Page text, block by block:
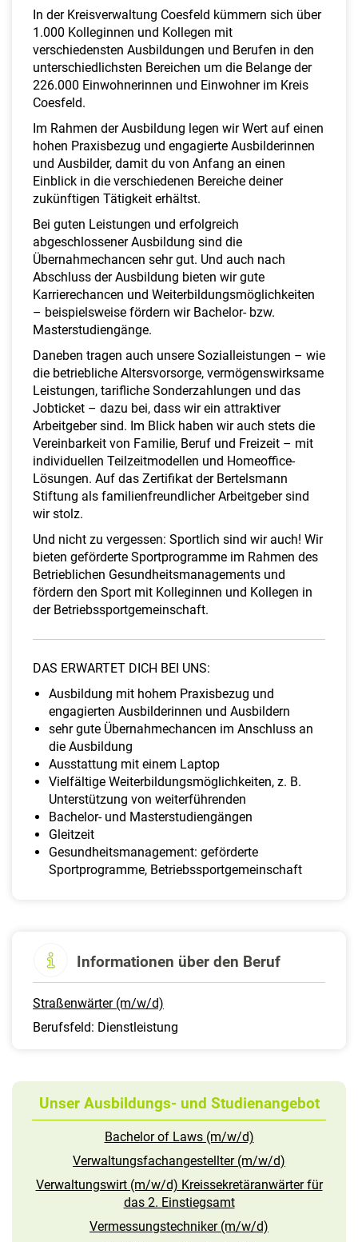
In der Kreisverwaltung Coesfeld kümmern sich über
1.000 Kolleginnen und Kollegen mit
verschiedensten Ausbildungen und Berufen in den
unterschiedlichsten Bereichen um die Belange der
226.000 Einwohnerinnen und Einwohner im Kreis
Coesfeld.
Im Rahmen der Ausbildung legen wir Wert auf einen
hohen Praxisbezug und engagierte Ausbilderinnen
und Ausbilder, damit du von Anfang an einen
Einblick in die verschiedenen Bereiche deiner
zukünftigen Tätigkeit erhältst.
Bei guten Leistungen und erfolgreich
abgeschlossener Ausbildung sind die
Übernahmechancen sehr gut. Und auch nach
Abschluss der Ausbildung bieten wir gute
Karrierechancen und Weiterbildungsmöglichkeiten
– beispielsweise fördern wir Bachelor- bzw.
Masterstudiengänge.
Daneben tragen auch unsere Sozialleistungen – wie
die betriebliche Altersvorsorge, vermögenswirksame
Leistungen, tarifliche Sonderzahlungen und das
Jobticket – dazu bei, dass wir ein attraktiver
Arbeitgeber sind. Im Blick haben wir auch stets die
Vereinbarkeit von Familie, Beruf und Freizeit – mit
individuellen Teilzeitmodellen und Homeoffice-
Lösungen. Auf das Zertifikat der Bertelsmann
Stiftung als familienfreundlicher Arbeitgeber sind
wir stolz.
Und nicht zu vergessen: Sportlich sind wir auch! Wir
bieten geförderte Sportprogramme im Rahmen des
Betrieblichen Gesundheitsmanagements und
fördern den Sport mit Kolleginnen und Kollegen in
der Betriebssportgemeinschaft.
DAS ERWARTET DICH BEI UNS:
Ausbildung mit hohem Praxisbezug und
engagierten Ausbilderinnen und Ausbildern
sehr gute Übernahmechancen im Anschluss an
die Ausbildung
Ausstattung mit einem Laptop
Vielfältige Weiterbildungsmöglichkeiten, z. B.
Unterstützung von weiterführenden
Bachelor- und Masterstudiengängen
Gleitzeit
Gesundheitsmanagement: geförderte
Sportprogramme, Betriebssportgemeinschaft
Informationen über den Beruf
Straßenwärter (m/w/d)
Berufsfeld: Dienstleistung
Unser Ausbildungs- und Studienangebot
Bachelor of Laws (m/w/d)
Verwaltungsfachangestellter (m/w/d)
Verwaltungswirt (m/w/d) Kreissekretäranwärter für
das 2. Einstiegsamt
Vermessungstechniker (m/w/d)